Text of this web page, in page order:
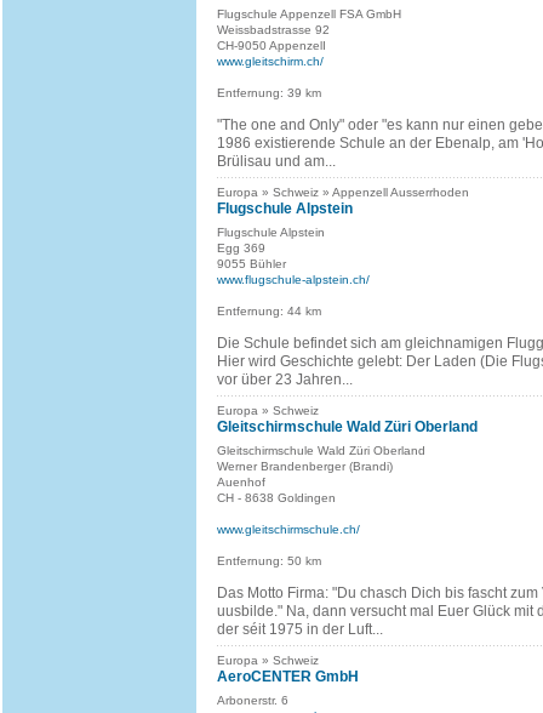
Flugschule Appenzell FSA GmbH
Weissbadstrasse 92
CH-9050 AppenzelI
www.gleitschirm.ch/
Entfernung: 39 km
"The one and Only" oder "es kann nur einen
1986 existierende Schule an der Ebenalp, am
Brülisau und am...
Europa » Schweiz » Appenzell Ausserrhoden
Flugschule Alpstein
Flugschule Alpstein
Egg 369
9055 Bühler
www.flugschule-alpstein.ch/
Entfernung: 44 km
Die Schule befindet sich am gleichnamigen
Hier wird Geschichte gelebt: Der Laden (Die
vor über 23 Jahren...
Europa » Schweiz
Gleitschirmschule Wald Züri Oberland
Gleitschirmschule Wald Züri Oberland
Werner Brandenberger (Brandi)
Auenhof
CH - 8638 Goldingen
www.gleitschirmschule.ch/
Entfernung: 50 km
Das Motto Firma: "Du chasch Dich bis fascht zum
uusbilde." Na, dann versucht mal Euer Glück mit
der séit 1975 in der Luft...
Europa » Schweiz
AeroCENTER GmbH
Arbonerstr. 6